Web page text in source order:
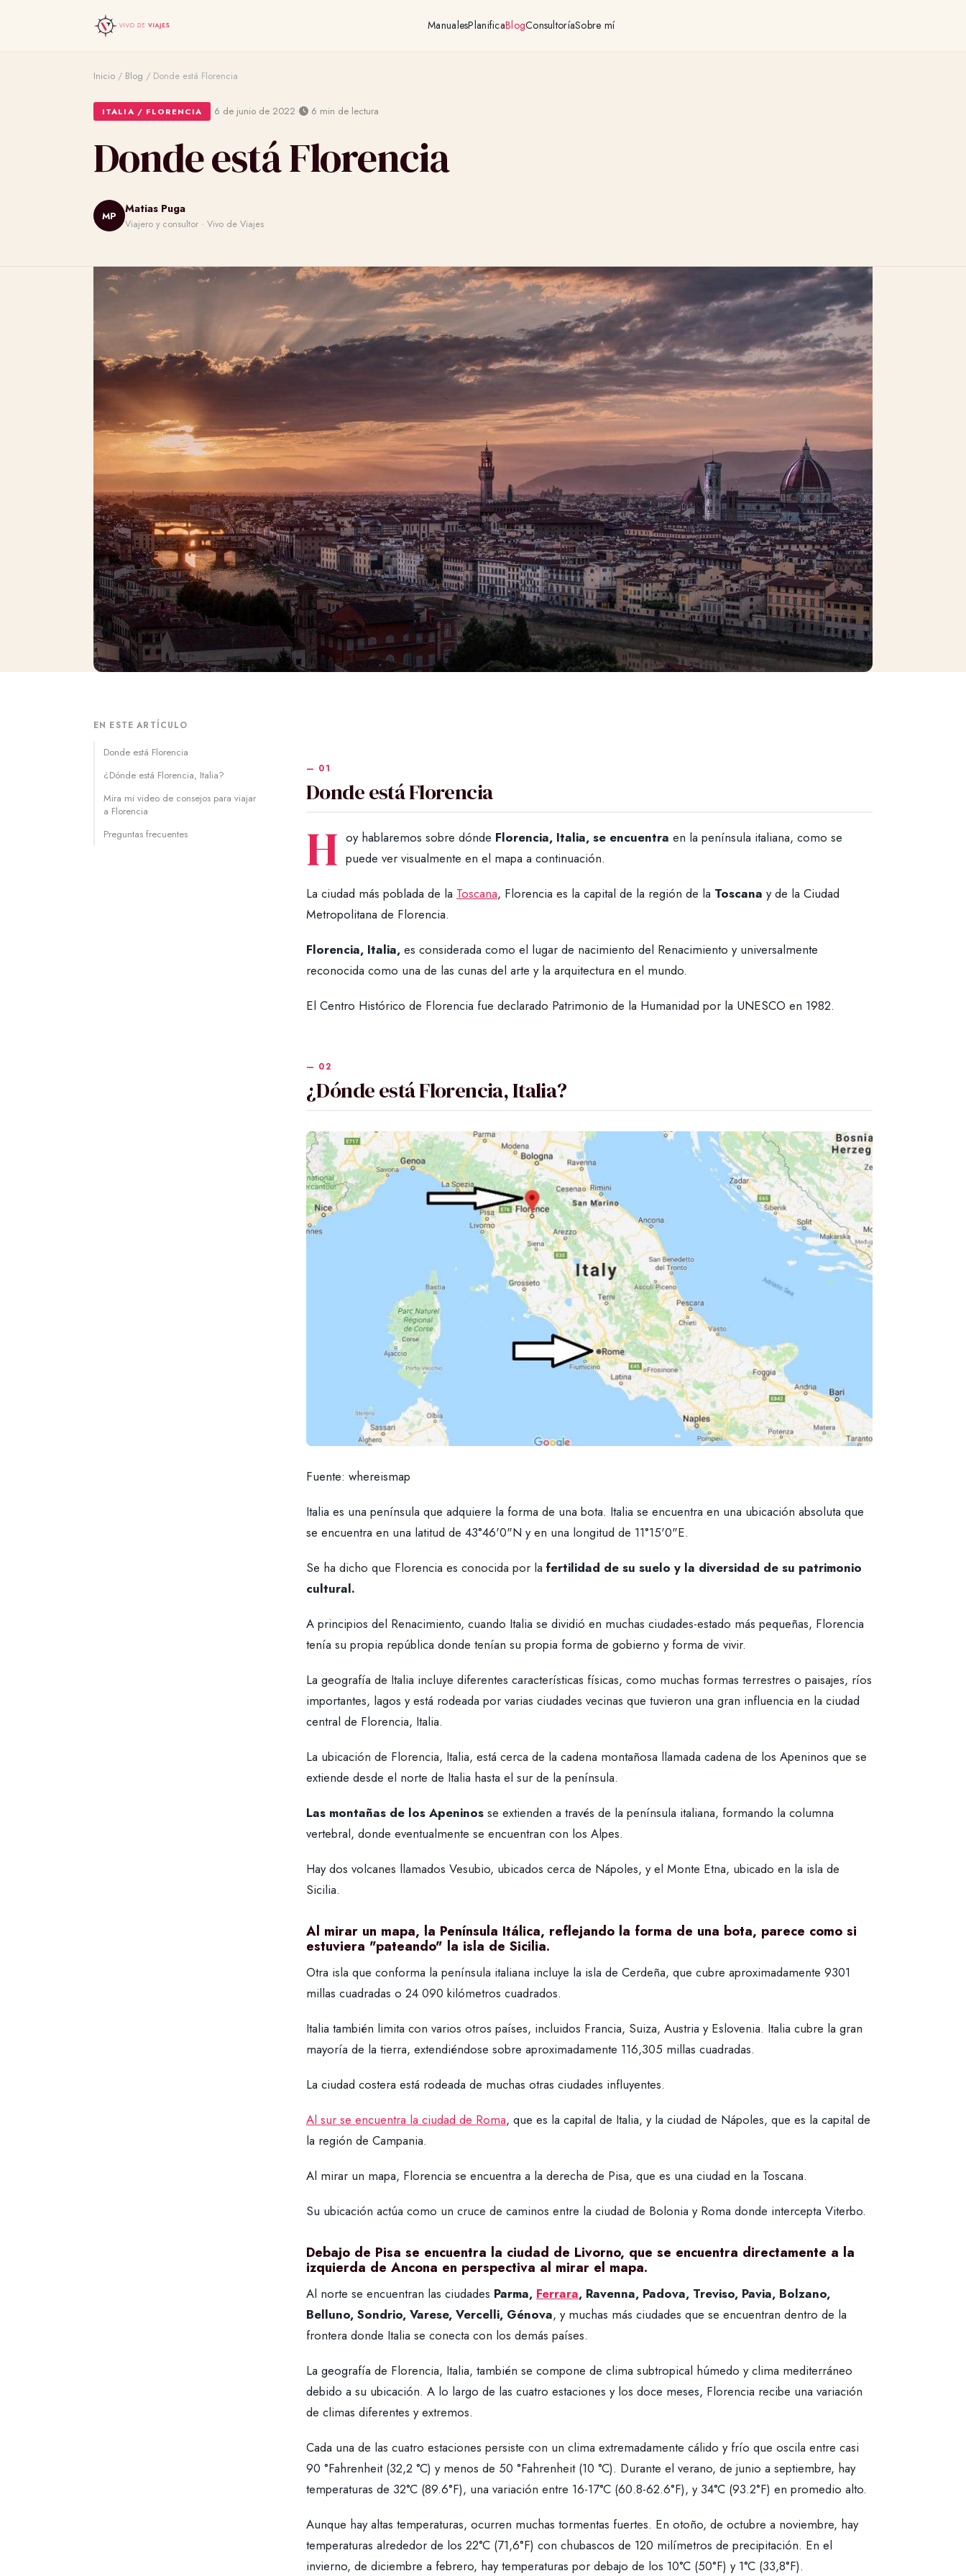
ManualesPlanificaBlogConsultoríaSobre mí
Inicio / Blog / Donde está Florencia
ITALIA / FLORENCIA ·6 de junio de 2022· 6 min de lectura
Donde está Florencia
MP
Matias Puga
Viajero y consultor · Vivo de Viajes
EN ESTE ARTÍCULO
Donde está Florencia
¿Dónde está Florencia, Italia?
Mira mi video de consejos para viajar
a Florencia
Preguntas frecuentes
Donde está Florencia
H oy hablaremos sobre dónde Florencia, Italia, se encuentra en la península italiana, como se
puede ver visualmente en el mapa a continuación.
La ciudad más poblada de la Toscana, Florencia es la capital de la región de la Toscana y de la Ciudad
Metropolitana de Florencia.
Florencia, Italia, es considerada como el lugar de nacimiento del Renacimiento y universalmente
reconocida como una de las cunas del arte y la arquitectura en el mundo.
El Centro Histórico de Florencia fue declarado Patrimonio de la Humanidad por la UNESCO en 1982.
¿Dónde está Florencia, Italia?
Fuente: whereismap
Italia es una península que adquiere la forma de una bota. Italia se encuentra en una ubicación absoluta que
se encuentra en una latitud de 43°46'0"N y en una longitud de 11°15'0"E.
Se ha dicho que Florencia es conocida por la fertilidad de su suelo y la diversidad de su patrimonio
cultural.
A principios del Renacimiento, cuando Italia se dividió en muchas ciudades-estado más pequeñas, Florencia
tenía su propia república donde tenían su propia forma de gobierno y forma de vivir.
La geografía de Italia incluye diferentes características físicas, como muchas formas terrestres o paisajes, ríos
importantes, lagos y está rodeada por varias ciudades vecinas que tuvieron una gran influencia en la ciudad
central de Florencia, Italia.
La ubicación de Florencia, Italia, está cerca de la cadena montañosa llamada cadena de los Apeninos que se
extiende desde el norte de Italia hasta el sur de la península.
Las montañas de los Apeninos se extienden a través de la península italiana, formando la columna
vertebral, donde eventualmente se encuentran con los Alpes.
Hay dos volcanes llamados Vesubio, ubicados cerca de Nápoles, y el Monte Etna, ubicado en la isla de
Sicilia.
Al mirar un mapa, la Península Itálica, reflejando la forma de una bota, parece como si
estuviera "pateando" la isla de Sicilia.
Otra isla que conforma la península italiana incluye la isla de Cerdeña, que cubre aproximadamente 9301
millas cuadradas o 24 090 kilómetros cuadrados.
Italia también limita con varios otros países, incluidos Francia, Suiza, Austria y Eslovenia. Italia cubre la gran
mayoría de la tierra, extendiéndose sobre aproximadamente 116,305 millas cuadradas.
La ciudad costera está rodeada de muchas otras ciudades influyentes.
Al sur se encuentra la ciudad de Roma, que es la capital de Italia, y la ciudad de Nápoles, que es la capital de
la región de Campania.
Al mirar un mapa, Florencia se encuentra a la derecha de Pisa, que es una ciudad en la Toscana.
Su ubicación actúa como un cruce de caminos entre la ciudad de Bolonia y Roma donde intercepta Viterbo.
Debajo de Pisa se encuentra la ciudad de Livorno, que se encuentra directamente a la
izquierda de Ancona en perspectiva al mirar el mapa.
Al norte se encuentran las ciudades Parma, Ferrara, Ravenna, Padova, Treviso, Pavia, Bolzano,
Belluno, Sondrio, Varese, Vercelli, Génova, y muchas más ciudades que se encuentran dentro de la
frontera donde Italia se conecta con los demás países.
La geografía de Florencia, Italia, también se compone de clima subtropical húmedo y clima mediterráneo
debido a su ubicación. A lo largo de las cuatro estaciones y los doce meses, Florencia recibe una variación
de climas diferentes y extremos.
Cada una de las cuatro estaciones persiste con un clima extremadamente cálido y frío que oscila entre casi
90 °Fahrenheit (32,2 °C) y menos de 50 °Fahrenheit (10 °C). Durante el verano, de junio a septiembre, hay
temperaturas de 32°C (89.6°F), una variación entre 16-17°C (60.8-62.6°F), y 34°C (93.2°F) en promedio alto.
Aunque hay altas temperaturas, ocurren muchas tormentas fuertes. En otoño, de octubre a noviembre, hay
temperaturas alrededor de los 22°C (71,6°F) con chubascos de 120 milímetros de precipitación. En el
invierno, de diciembre a febrero, hay temperaturas por debajo de los 10°C (50°F) y 1°C (33,8°F).